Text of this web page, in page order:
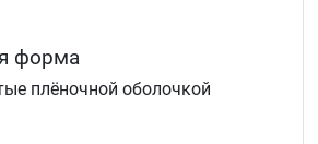
форма
плёночной оболочкой